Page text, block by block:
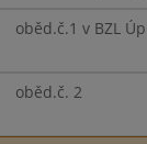
oběd.č.1 v BZL
oběd.č. 2